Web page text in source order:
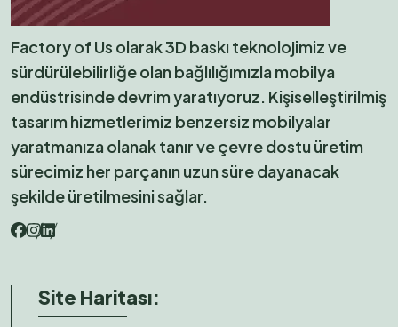
Factory of Us olarak 3D baskı teknolojimiz ve
sürdürülebilirliğe olan bağlılığımızla mobilya
endüstrisinde devrim yaratıyoruz. Kişiselleştirilmiş
tasarım hizmetlerimiz benzersiz mobilyalar
yaratmanıza olanak tanır ve çevre dostu üretim
sürecimiz her parçanın uzun süre dayanacak
şekilde üretilmesini sağlar.
Site Haritası: